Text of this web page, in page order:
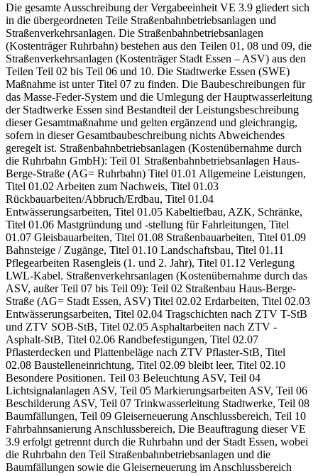
Die gesamte Ausschreibung der Vergabeeinheit VE 3.9 gliedert sich
in die übergeordneten Teile Straßenbahnbetriebsanlagen und
Straßenverkehrsanlagen. Die Straßenbahnbetriebsanlagen
(Kostenträger Ruhrbahn) bestehen aus den Teilen 01, 08 und 09, die
Straßenverkehrsanlagen (Kostenträger Stadt Essen – ASV) aus den
Teilen Teil 02 bis Teil 06 und 10. Die Stadtwerke Essen (SWE)
Maßnahme ist unter Titel 07 zu finden. Die Baubeschreibungen für
das Masse-Feder-System und die Umlegung der Hauptwasserleitung
der Stadtwerke Essen sind Bestandteil der Leistungsbeschreibung
dieser Gesamtmaßnahme und gelten ergänzend und gleichrangig,
sofern in dieser Gesamtbaubeschreibung nichts Abweichendes
geregelt ist. Straßenbahnbetriebsanlagen (Kostenübernahme durch
die Ruhrbahn GmbH): Teil 01 Straßenbahnbetriebsanlagen Haus-
Berge-Straße (AG= Ruhrbahn) Titel 01.01 Allgemeine Leistungen,
Titel 01.02 Arbeiten zum Nachweis, Titel 01.03
Rückbauarbeiten/Abbruch/Erdbau, Titel 01.04
Entwässerungsarbeiten, Titel 01.05 Kabeltiefbau, AZK, Schränke,
Titel 01.06 Mastgründung und -stellung für Fahrleitungen, Titel
01.07 Gleisbauarbeiten, Titel 01.08 Straßenbauarbeiten, Titel 01.09
Bahnsteige / Zugänge, Titel 01.10 Landschaftsbau, Titel 01.11
Pflegearbeiten Rasengleis (1. und 2. Jahr), Titel 01.12 Verlegung
LWL-Kabel. Straßenverkehrsanlagen (Kostenübernahme durch das
ASV, außer Teil 07 bis Teil 09): Teil 02 Straßenbau Haus-Berge-
Straße (AG= Stadt Essen, ASV) Titel 02.02 Erdarbeiten, Titel 02.03
Entwässerungsarbeiten, Titel 02.04 Tragschichten nach ZTV T-StB
und ZTV SOB-StB, Titel 02.05 Asphaltarbeiten nach ZTV -
Asphalt-StB, Titel 02.06 Randbefestigungen, Titel 02.07
Pflasterdecken und Plattenbeläge nach ZTV Pflaster-StB, Titel
02.08 Baustelleneinrichtung, Titel 02.09 bleibt leer, Titel 02.10
Besondere Positionen. Teil 03 Beleuchtung ASV, Teil 04
Lichtsignalanlagen ASV, Teil 05 Markierungsarbeiten ASV, Teil 06
Beschilderung ASV, Teil 07 Trinkwasserleitung Stadtwerke, Teil 08
Baumfällungen, Teil 09 Gleiserneuerung Anschlussbereich, Teil 10
Fahrbahnsanierung Anschlussbereich, Die Beauftragung dieser VE
3.9 erfolgt getrennt durch die Ruhrbahn und der Stadt Essen, wobei
die Ruhrbahn den Teil Straßenbahnbetriebsanlagen und die
Baumfällungen sowie die Gleiserneuerung im Anschlussbereich